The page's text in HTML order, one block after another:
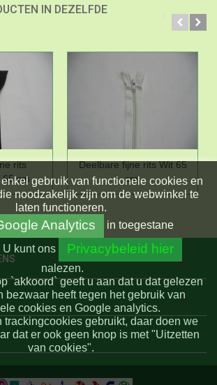
IN DEZELFDE
rits
65 cm.
Deelbare fijne rits Wit 65
cm.
gebruik van functionele cookies en
noodzakelijk zijn om de webwinkel te
laten functioneren.
Analytics
in toegestane
U kunt ons Privacybeleid hier
nalezen.
`akkoord` geeft u aan dat u dat gelezen
bezwaar heeft tegen het gebruik van
cookies en Google analytics.
trackingcookies gebruikt, daar doen we
dat er ook geen knop is met "Uitzetten
van cookies".